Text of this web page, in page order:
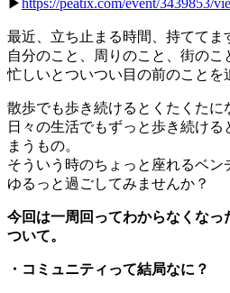
最近、立ち止まる時間、持ててま
自分のこと、周りのこと、街の
忙しいとついつい目の前のことを
散歩でも歩き続けるとくたくたに
日々の生活でもずっと歩き続け
まうもの。
そういう時のちょっと座れるベ
ゆるっと過ごしてみませんか？
今回は一周回ってわからなくなっ
ついて。
・コミュニティって結局なに？